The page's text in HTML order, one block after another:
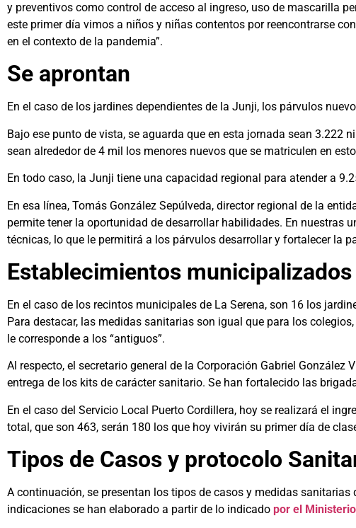
y preventivos como control de acceso al ingreso, uso de mascarilla
este primer día vimos a niños y niñas contentos por reencontrarse
en el contexto de la pandemia”.
Se aprontan
En el caso de los jardines dependientes de la Junji, los párvulos
Bajo ese punto de vista, se aguarda que en esta jornada sean 3.222
sean alrededor de 4 mil los menores nuevos que se matriculen en
En todo caso, la Junji tiene una capacidad regional para atender a
En esa línea, Tomás González Sepúlveda, director regional de la
permite tener la oportunidad de desarrollar habilidades. En
técnicas, lo que le permitirá a los párvulos desarrollar y fortalecer la
Establecimientos municipalizados
En el caso de los recintos municipales de La Serena, son 16 los
Para destacar, las medidas sanitarias son igual que para los
le corresponde a los “antiguos”.
Al respecto, el secretario general de la Corporación Gabriel
entrega de los kits de carácter sanitario. Se han fortalecido las
En el caso del Servicio Local Puerto Cordillera, hoy se realizará el
total, que son 463, serán 180 los que hoy vivirán su primer día de
Tipos de Casos y protocolo
A continuación, se presentan los tipos de casos y medidas
indicaciones se han elaborado a partir de lo indicado por el